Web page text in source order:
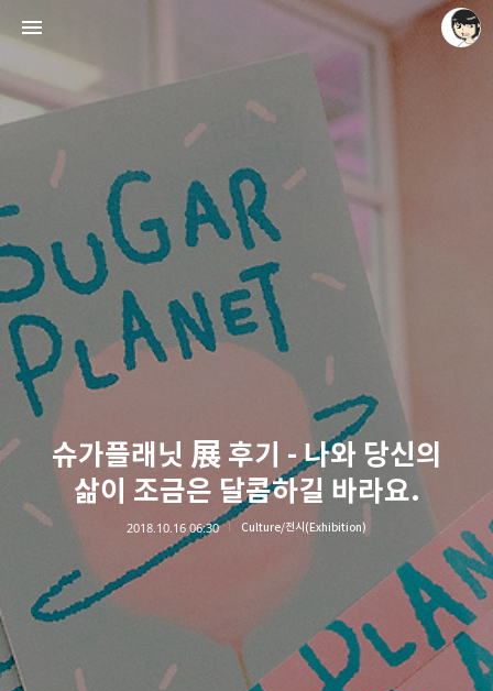
슈가플래닛 展 후기 - 나와 당신의
삶이 조금은 달콤하길 바라요.
2018.10.16 06:30 Culture/전시(Exhibition)